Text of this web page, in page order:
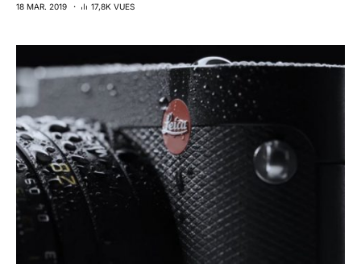
18 MAR. 2019 17,8K VUES